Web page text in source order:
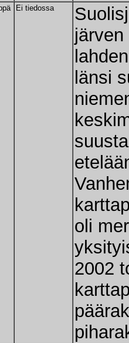
Ei tiedossa
länsi
oli
2002